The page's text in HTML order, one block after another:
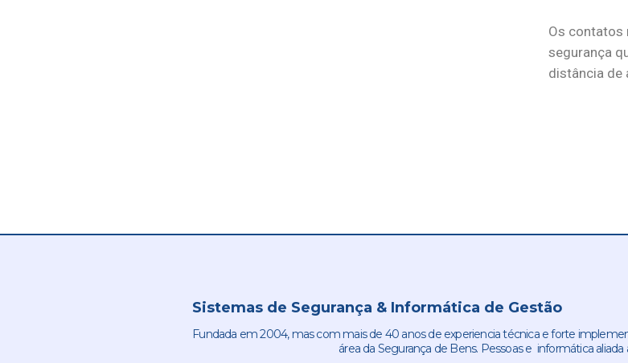
Os contatos
segurança
distância de
Sistemas de Segurança & Informática de Gestão
Fundada em 2004, mas com mais de 40 anos de experiencia técnica e forte
área da Segurança de Bens. Pessoas e informática